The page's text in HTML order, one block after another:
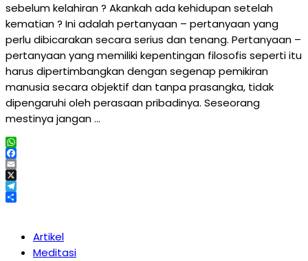
sebelum kelahiran ? Akankah ada kehidupan setelah
kematian ? Ini adalah pertanyaan – pertanyaan yang
perlu dibicarakan secara serius dan tenang. Pertanyaan –
pertanyaan yang memiliki kepentingan filosofis seperti itu
harus dipertimbangkan dengan segenap pemikiran
manusia secara objektif dan tanpa prasangka, tidak
dipengaruhi oleh perasaan pribadinya. Seseorang
mestinya jangan …
WhatsApp
Facebook
Email
X
Telegram
Artikel
Meditasi